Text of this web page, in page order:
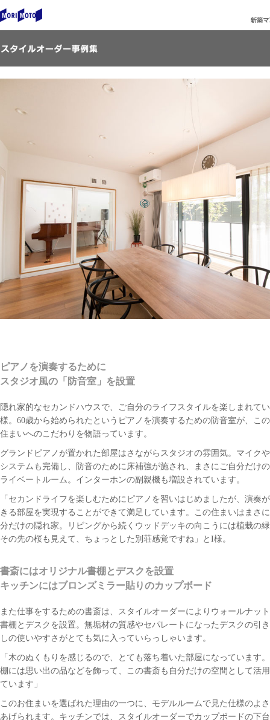
ピアノを演奏するために
スタジオ風の「防音室」を設置
隠れ家的なセカンドハウスで、ご自分のライフスタイルを楽しまれて
様。60歳から始められたというピアノを演奏するための防音室が、こ
住まいへのこだわりを物語っています。
グランドピアノが置かれた部屋はさながらスタジオの雰囲気。マイク
システムも完備し、防音のために床補強が施され、まさにご自分だけ
ライベートルーム。インターホンの副親機も増設されています。
「セカンドライフを楽しむためにピアノを習いはじめましたが、演奏
きる部屋を実現することができて満足しています。この住まいはまさ
分だけの隠れ家。リビングから続くウッドデッキの向こうには植栽の
その先の桜も見えて、ちょっとした別荘感覚ですね」とI様。
書斎にはオリジナル書棚とデスクを設置
キッチンにはブロンズミラー貼りのカップボード
また仕事をするための書斎は、スタイルオーダーによりウォールナッ
書棚とデスクを設置。無垢材の質感やセパレートになったデスクの引
しの使いやすさがとても気に入っていらっしゃいます。
「木のぬくもりを感じるので、とても落ち着いた部屋になっています
棚には思い出の品などを飾って、この書斎も自分だけの空間として活
ています」
このお住まいを選ばれた理由の一つに、モデルルームで見た仕様のよ
あげられます。キッチンでは、スタイルオーダーでカップボードの下